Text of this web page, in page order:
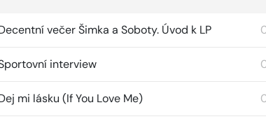
večer Šimka a Soboty. Úvod k LP
interview
mi lásku (If You Love Me)